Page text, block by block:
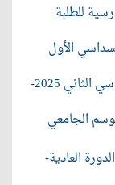
للطلبة
الأول
رزنامة امتحانات الدورة الاستدراكية للسداسي الثاني 2025-
الجامعي
العادية-